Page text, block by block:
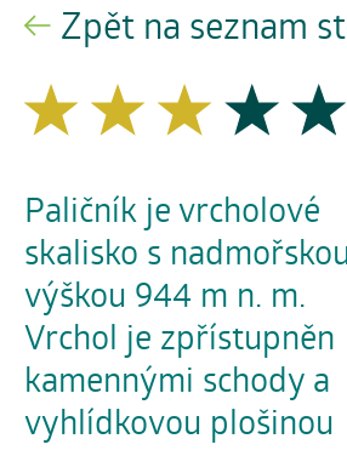
Zpět na seznam
Paličník je vrcholové
skalisko s
výškou 944 m n. m.
Vrchol je zpřístupněn
kamennými schody a
vyhlídkovou plošinou